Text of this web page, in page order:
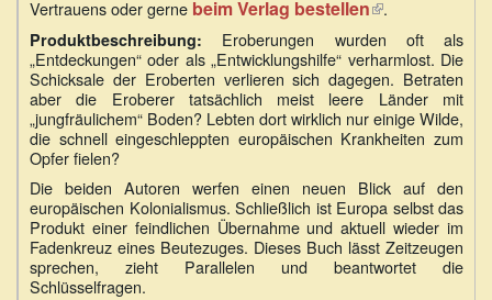
extern)
Vertrauens oder gerne beim Verlag bestellen(Link
extern)
.
Produktbeschreibung: Eroberungen wurden oft als
„Entdeckungen“ oder als „Entwicklungshilfe“ verharmlost. Die
Schicksale der Eroberten verlieren sich dagegen. Betraten
aber die Eroberer tatsächlich meist leere Länder mit
„jungfräulichem“ Boden? Lebten dort wirklich nur einige Wilde,
die schnell eingeschleppten europäischen Krankheiten zum
Opfer fielen?
Die beiden Autoren werfen einen neuen Blick auf den
europäischen Kolonialismus. Schließlich ist Europa selbst das
Produkt einer feindlichen Übernahme und aktuell wieder im
Fadenkreuz eines Beutezuges. Dieses Buch lässt Zeitzeugen
sprechen, zieht Parallelen und beantwortet die
Schlüsselfragen.